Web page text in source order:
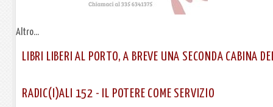
Altro...
LIBRI LIBERI AL PORTO, A BREVE UNA SECONDA CABINA
RADIC(I)ALI 152 - IL POTERE COME SERVIZIO